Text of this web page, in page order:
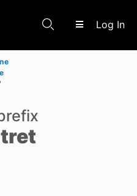
Log In